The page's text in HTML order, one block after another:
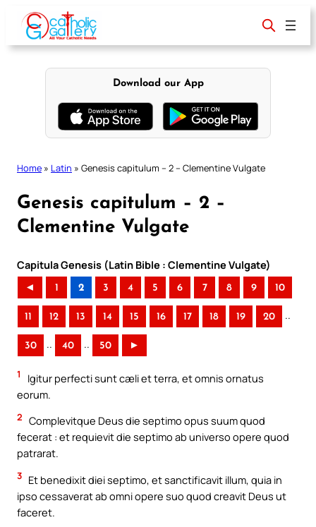
content
Download our App
Home » Latin » Genesis capitulum – 2 – Clementine Vulgate
Genesis capitulum – 2 –
Clementine Vulgate
Capitula Genesis (Latin Bible : Clementine Vulgate)
◄ 1 2 3 4 5 6 7 8 9 10
11 12 13 14 15 16 17 18 19 20 ..
30 .. 40 .. 50 ►
1
Igitur perfecti sunt cæli et terra, et omnis ornatus
eorum.
2 Complevitque Deus die septimo opus suum quod
fecerat : et requievit die septimo ab universo opere quod
patrarat.
3 Et benedixit diei septimo, et sanctificavit illum, quia in
ipso cessaverat ab omni opere suo quod creavit Deus ut
faceret.